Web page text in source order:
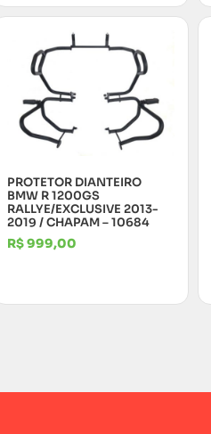
PROTETOR DIANTEIRO
BMW R 1200GS
RALLYE/EXCLUSIVE 2013-
2019 / CHAPAM – 10684
R$999,00